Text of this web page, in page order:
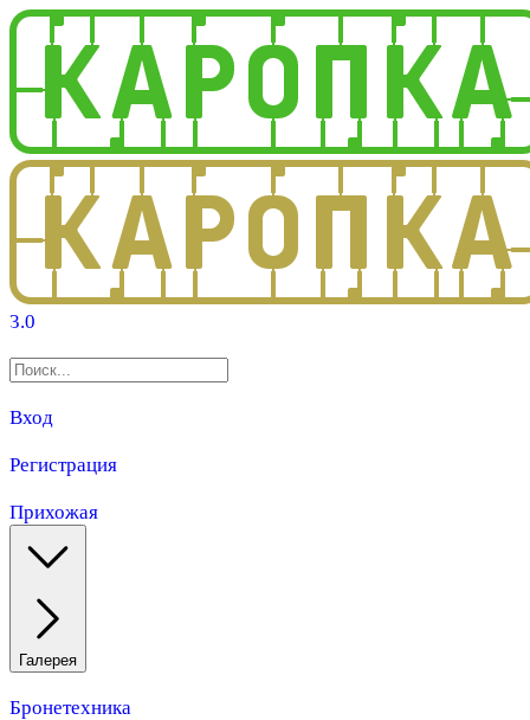
3.0
Вход
Регистрация
Прихожая
Галерея
Бронетехника